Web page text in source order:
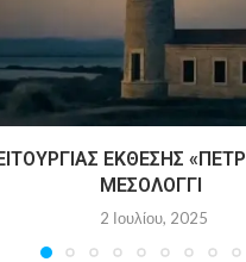
ΈΚΘΕΣΗΣ
ΜΕΣΟΛΌΓΓΙ
2 Ιουλίου, 2025